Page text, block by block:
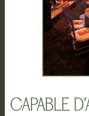
CAPABLE